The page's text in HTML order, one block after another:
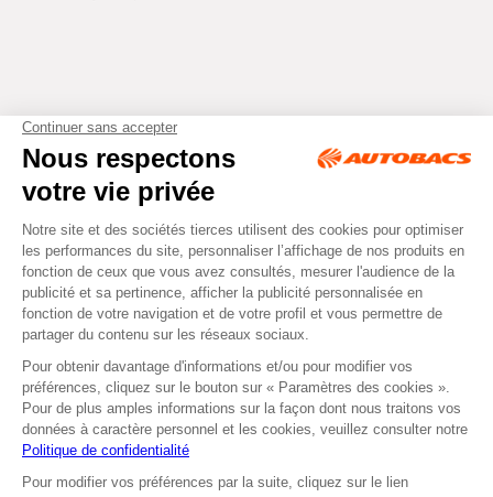
Tous droits réservés © Autobacs
Mentions légales RGPD
Cookies CGV
Facebook Instagram